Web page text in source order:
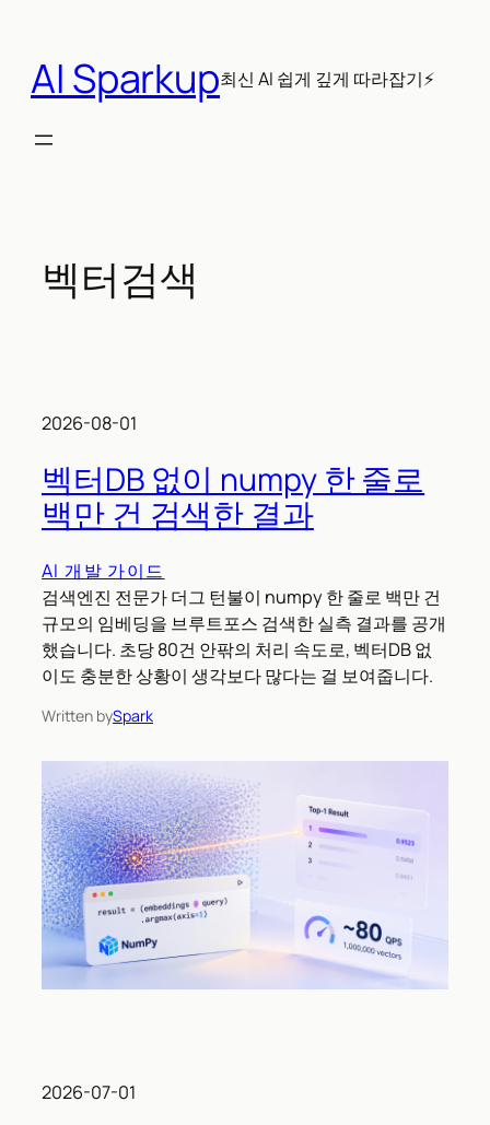
AI Sparkup최신 AI 쉽게 깊게 따라잡기⚡
벡터검색
2026-08-01
벡터DB 없이 numpy 한 줄로
백만 건 검색한 결과
AI 개발 가이드
검색엔진 전문가 더그 턴불이 numpy 한 줄로 백만 건
규모의 임베딩을 브루트포스 검색한 실측 결과를 공개
했습니다. 초당 80건 안팎의 처리 속도로, 벡터DB 없
이도 충분한 상황이 생각보다 많다는 걸 보여줍니다.
Written bySpark
2026-07-01